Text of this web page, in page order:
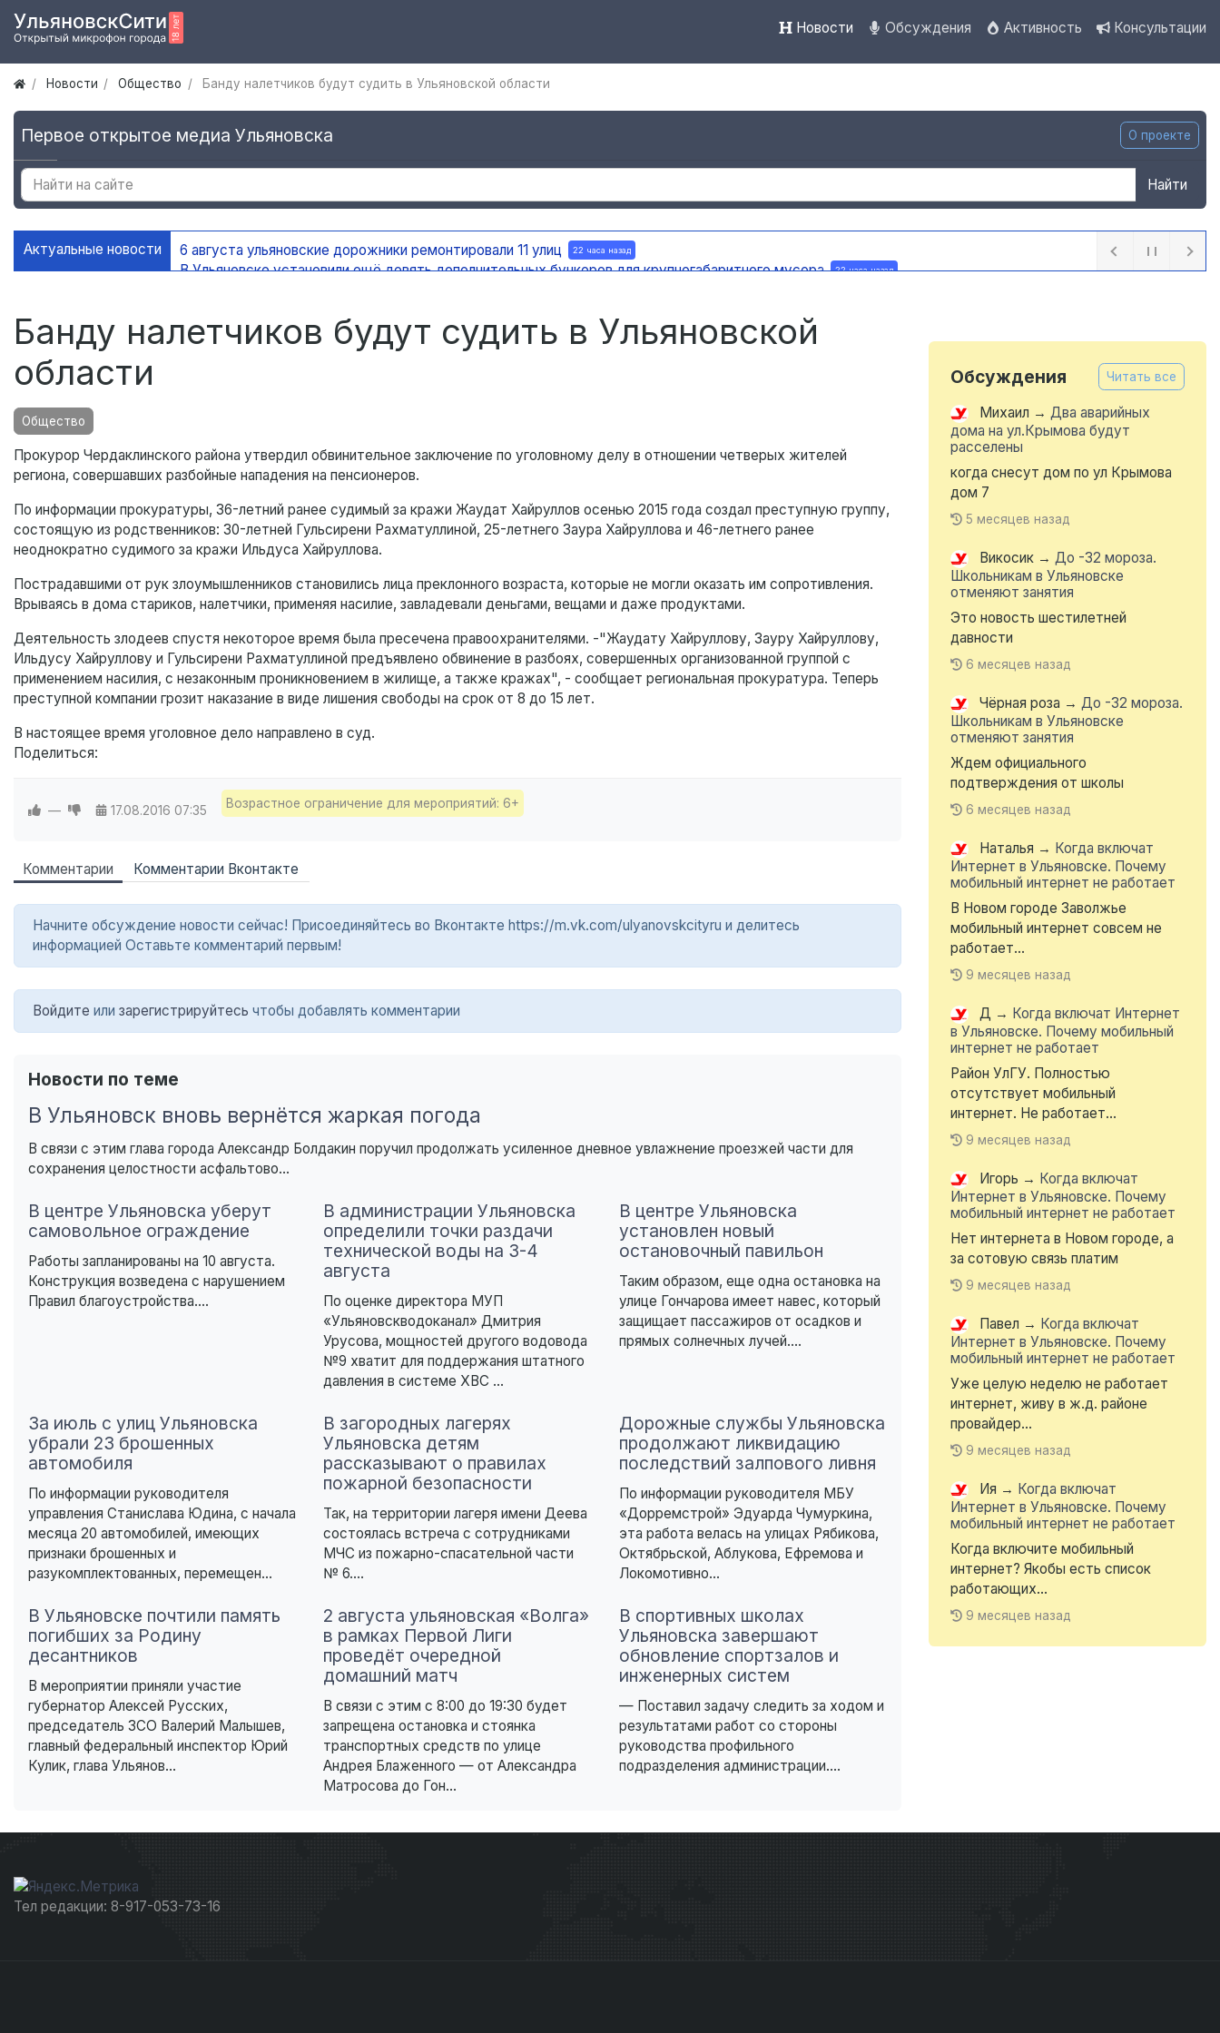
Новости Обсуждения Активность Консультации
Новости Общество Банду налетчиков будут судить в Ульяновской области
Первое открытое медиа Ульяновска О проекте
Найти
Актуальные новости 6 августа ульяновские дорожники ремонтировали 11 улиц 22 часа назад
В Ульяновске установили ещё девять дополнительных бункеров для крупногабаритного мусора 22 часа назад
Банду налетчиков будут судить в Ульяновской
области
Общество
Прокурор Чердаклинского района утвердил обвинительное заключение по уголовному делу в отношении четверых жителей
региона, совершавших разбойные нападения на пенсионеров.
По информации прокуратуры, 36-летний ранее судимый за кражи Жаудат Хайруллов осенью 2015 года создал преступную группу,
состоящую из родственников: 30-летней Гульсирени Рахматуллиной, 25-летнего Заура Хайруллова и 46-летнего ранее
неоднократно судимого за кражи Ильдуса Хайруллова.
Пострадавшими от рук злоумышленников становились лица преклонного возраста, которые не могли оказать им сопротивления.
Врываясь в дома стариков, налетчики, применяя насилие, завладевали деньгами, вещами и даже продуктами.
Деятельность злодеев спустя некоторое время была пресечена правоохранителями. -"Жаудату Хайруллову, Зауру Хайруллову,
Ильдусу Хайруллову и Гульсирени Рахматуллиной предъявлено обвинение в разбоях, совершенных организованной группой с
применением насилия, с незаконным проникновением в жилище, а также кражах", - сообщает региональная прокуратура. Теперь
преступной компании грозит наказание в виде лишения свободы на срок от 8 до 15 лет.
В настоящее время уголовное дело направлено в суд.
Поделиться:
— 17.08.2016 07:35 Возрастное ограничение для мероприятий: 6+
Комментарии Комментарии Вконтакте
Начните обсуждение новости сейчас! Присоединяйтесь во Вконтакте https://m.vk.com/ulyanovskcityru и делитесь
информацией Оставьте комментарий первым!
Войдите или зарегистрируйтесь чтобы добавлять комментарии
Новости по теме
В Ульяновск вновь вернётся жаркая погода
В связи с этим глава города Александр Болдакин поручил продолжать усиленное дневное увлажнение проезжей части для
сохранения целостности асфальтово...
В центре Ульяновска уберут
самовольное ограждение
Работы запланированы на 10 августа.
Конструкция возведена с нарушением
Правил благоустройства....
В администрации Ульяновска
определили точки раздачи
технической воды на 3-4
августа
По оценке директора МУП
«Ульяновскводоканал» Дмитрия
Урусова, мощностей другого водовода
№9 хватит для поддержания штатного
давления в системе ХВС ...
В центре Ульяновска
установлен новый
остановочный павильон
Таким образом, еще одна остановка на
улице Гончарова имеет навес, который
защищает пассажиров от осадков и
прямых солнечных лучей....
За июль с улиц Ульяновска
убрали 23 брошенных
автомобиля
По информации руководителя
управления Станислава Юдина, с начала
месяца 20 автомобилей, имеющих
признаки брошенных и
разукомплектованных, перемещен...
В загородных лагерях
Ульяновска детям
рассказывают о правилах
пожарной безопасности
Так, на территории лагеря имени Деева
состоялась встреча с сотрудниками
МЧС из пожарно-спасательной части
№ 6....
Дорожные службы Ульяновска
продолжают ликвидацию
последствий залпового ливня
По информации руководителя МБУ
«Дорремстрой» Эдуарда Чумуркина,
эта работа велась на улицах Рябикова,
Октябрьской, Аблукова, Ефремова и
Локомотивно...
В Ульяновске почтили память
погибших за Родину
десантников
В мероприятии приняли участие
губернатор Алексей Русских,
председатель ЗСО Валерий Малышев,
главный федеральный инспектор Юрий
Кулик, глава Ульянов...
2 августа ульяновская «Волга»
в рамках Первой Лиги
проведёт очередной
домашний матч
В связи с этим с 8:00 до 19:30 будет
запрещена остановка и стоянка
транспортных средств по улице
Андрея Блаженного — от Александра
Матросова до Гон...
В спортивных школах
Ульяновска завершают
обновление спортзалов и
инженерных систем
— Поставил задачу следить за ходом и
результатами работ со стороны
руководства профильного
подразделения администрации....
Обсуждения Читать все
Михаил → Два аварийных
дома на ул.Крымова будут
расселены
когда снесут дом по ул Крымова
дом 7
5 месяцев назад
Викосик → До -32 мороза.
Школьникам в Ульяновске
отменяют занятия
Это новость шестилетней
давности
6 месяцев назад
Чёрная роза → До -32 мороза.
Школьникам в Ульяновске
отменяют занятия
Ждем официального
подтверждения от школы
6 месяцев назад
Наталья → Когда включат
Интернет в Ульяновске. Почему
мобильный интернет не работает
В Новом городе Заволжье
мобильный интернет совсем не
работает...
9 месяцев назад
Д → Когда включат Интернет
в Ульяновске. Почему мобильный
интернет не работает
Район УлГУ. Полностью
отсутствует мобильный
интернет. Не работает...
9 месяцев назад
Игорь → Когда включат
Интернет в Ульяновске. Почему
мобильный интернет не работает
Нет интернета в Новом городе, а
за сотовую связь платим
9 месяцев назад
Павел → Когда включат
Интернет в Ульяновске. Почему
мобильный интернет не работает
Уже целую неделю не работает
интернет, живу в ж.д. районе
провайдер...
9 месяцев назад
Ия → Когда включат
Интернет в Ульяновске. Почему
мобильный интернет не работает
Когда включите мобильный
интернет? Якобы есть список
работающих...
9 месяцев назад
Тел редакции: 8-917-053-73-16